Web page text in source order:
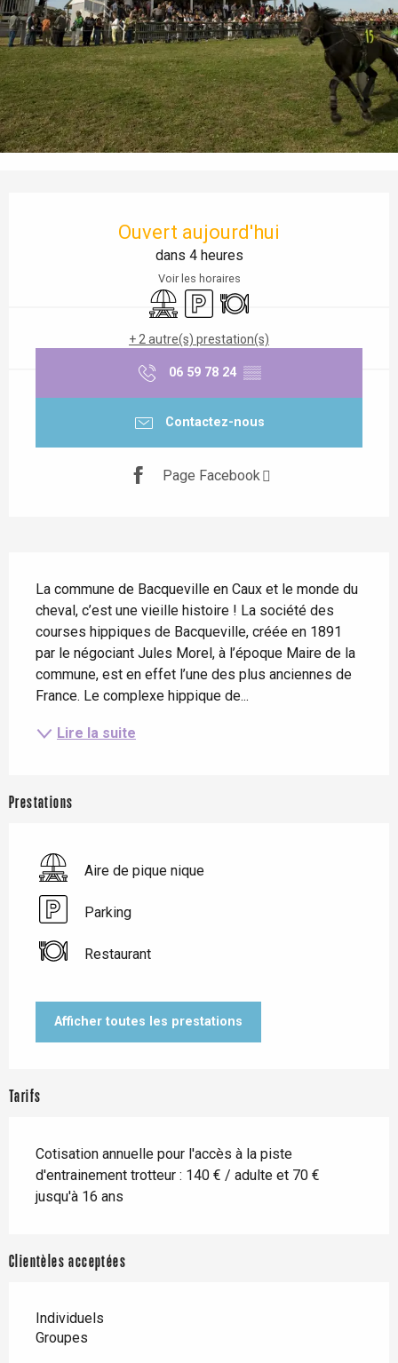
Ouvert aujourd'hui
dans 4 heures
Voir les horaires
Aire de pique nique
ParkingRestaurant
+ 2 autre(s) prestation(s)
06 59 78 24 ▒▒
Contactez-nous
Page Facebook
La commune de Bacqueville en Caux et le monde du
cheval, c’est une vieille histoire ! La société des
courses hippiques de Bacqueville, créée en 1891
par le négociant Jules Morel, à l’époque Maire de la
commune, est en effet l’une des plus anciennes de
France. Le complexe hippique de...
Lire la suite
Prestations
Aire de pique nique
Parking
Restaurant
Afficher toutes les prestations
Tarifs
Cotisation annuelle pour l'accès à la piste
d'entrainement trotteur : 140 € / adulte et 70 €
jusqu'à 16 ans
Clientèles acceptées
Individuels
Groupes